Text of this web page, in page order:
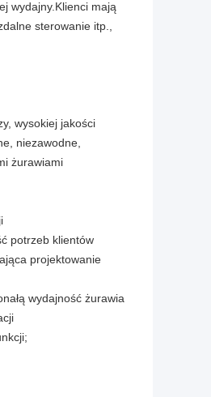
wydajny.Klienci mają
sterowanie itp.,
wysokiej jakości
niezawodne,
żurawiami
potrzeb klientów
projektowanie
wydajność żurawia